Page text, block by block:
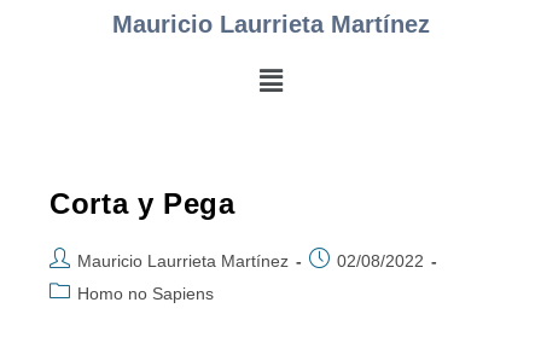
Mauricio Laurrieta Martínez
Corta y Pega
Mauricio Laurrieta Martínez
02/08/2022
Homo no Sapiens